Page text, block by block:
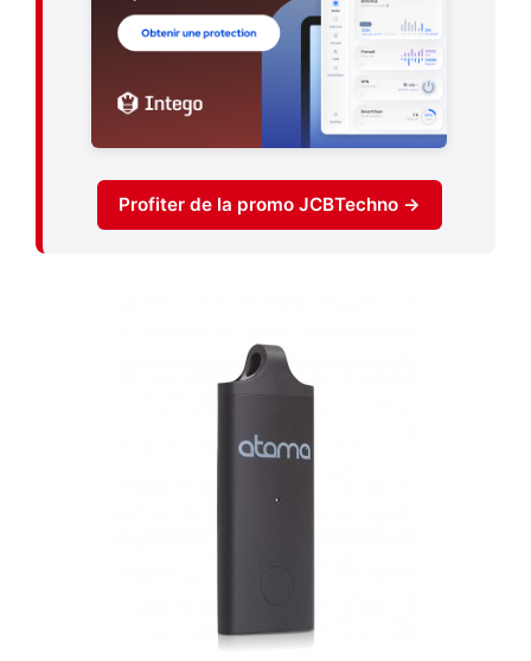
Profiter de la promo JCBTechno →